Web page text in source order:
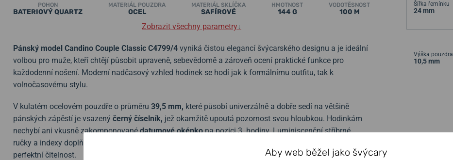
POHON
BATERIOVÝ QUARTZ
MATERIÁL POUZDRA
OCEL
MATERIÁL SKLÍČKA
SAFÍROVÉ
HMOTNOST
144 G
VODOTĚSNOST
100 M
Zobrazit všechny parametry↓
Pánský model Candino Couple Classic C4799/4 vyniká čistou elegancí švýcarského designu a je ideální
volbou pro muže, kteří chtějí působit upraveně, sebevědomě a zároveň ocení praktické funkce pro
každodenní nošení. Moderní nadčasový vzhled hodinek se hodí jak k formálnímu outfitu, tak k
volnočasovému stylu.
V kulatém ocelovém pouzdře o průměru 39,5 mm, které působí univerzálně a dobře sedí na většině
pánských zápěstí je vsazený černý číselník, jež okamžitě upoutá pozornost svou hloubkou. Hodinkám
nechybí ani vkusně zakomponovanédatumové okénkona pozici 3. hodiny. Luminiscenční stříbrné
ručky a indexy doplňuje
perfektní čitelnost.
Šířka řemínku
24 mm
Výška pouzdra
10,5 mm
Aby web běžel jako švýcary